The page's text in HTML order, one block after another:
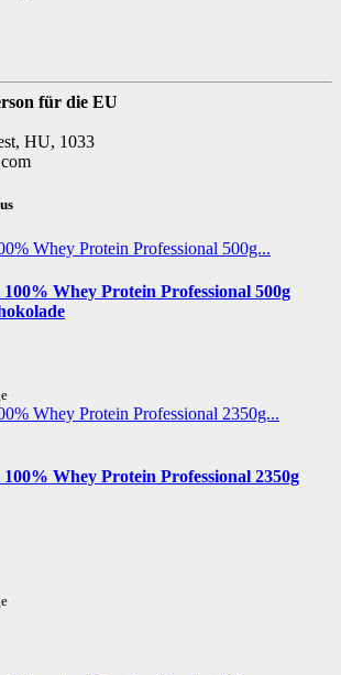
für die EU
HU, 1033
Whey Protein Professional 500g
Whey Protein Professional 2350g